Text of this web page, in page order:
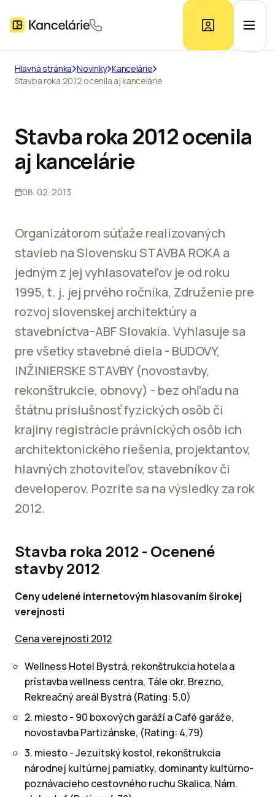
Ponuka kancelárií
Prieskum trhu
Hlavná stránka Novinky Kancelárie
Stavba roka 2012 ocenila aj kancelárie
Stavba roka 2012 ocenila
aj kancelárie
08. 02. 2013
Organizátorom súťaže realizovaných
stavieb na Slovensku STAVBA ROKA a
jedným z jej vyhlasovateľov je od roku
1995, t. j. jej prvého ročníka, Združenie pre
rozvoj slovenskej architektúry a
stavebníctva–ABF Slovakia. Vyhlasuje sa
pre všetky stavebné diela - BUDOVY,
INŽINIERSKE STAVBY (novostavby,
rekonštrukcie, obnovy) - bez ohľadu na
štátnu príslušnosť fyzických osôb či
krajiny registrácie právnických osôb ich
architektonického riešenia, projektantov,
hlavných zhotoviteľov, stavebníkov či
developerov. Pozrite sa na výsledky za rok
2012.
Stavba roka 2012 - Ocenené
stavby 2012
Ceny udelené internetovým hlasovaním širokej
verejnosti
Cena verejnosti 2012
Wellness Hotel Bystrá, rekonštrukcia hotela a
prístavba wellness centra, Tále okr. Brezno,
Rekreačný areál Bystrá (Rating: 5,0)
2. miesto - 90 boxových garáží a Café garáže,
novostavba Partizánske, (Rating: 4,79)
3. miesto - Jezuitský kostol, rekonštrukcia
národnej kultúrnej pamiatky, dominanty kultúrno-
poznávacieho cestovného ruchu Skalica, Nám.